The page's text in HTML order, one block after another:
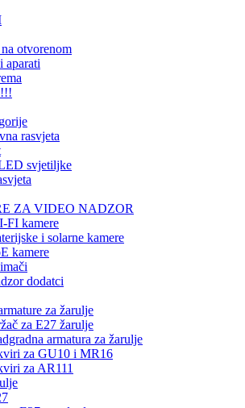
otvorenom
aparati
rasvjeta
svjetiljke
ZA VIDEO NADZOR
FI kamere
i solarne kamere
kamere
dodatci
za žarulje
za E27 žarulje
armatura za žarulje
za GU10 i MR16
za AR111